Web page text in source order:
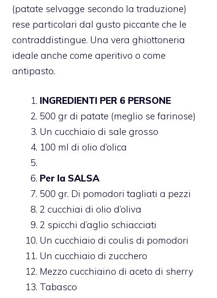
(patate selvagge secondo la traduzione)
rese particolari dal gusto piccante che le
contraddistingue. Una vera ghiottoneria
ideale anche come aperitivo o come
antipasto.
INGREDIENTI PER 6 PERSONE
500 gr di patate (meglio se farinose)
Un cucchiaio di sale grosso
100 ml di olio d’olica
Per la SALSA
500 gr. Di pomodori tagliati a pezzi
2 cucchiai di olio d’oliva
2 spicchi d’aglio schiacciati
Un cucchiaio di coulis di pomodori
Un cucchiaio di zucchero
Mezzo cucchiaino di aceto di sherry
Tabasco